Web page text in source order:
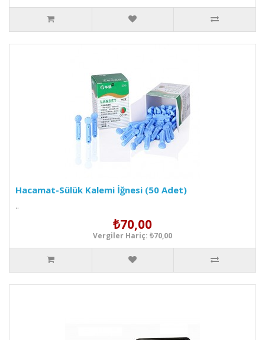
Hacamat-Sülük Kalemi İğnesi (50 Adet)
..
₺70,00
Vergiler Hariç: ₺70,00